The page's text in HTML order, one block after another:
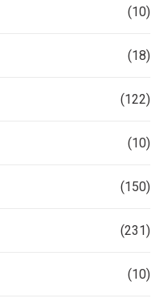
(10)
(18)
(122)
(10)
(150)
(231)
(10)